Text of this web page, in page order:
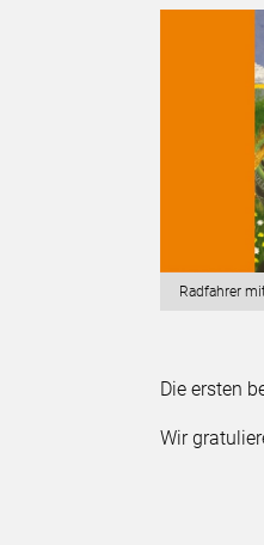
Radfahrer
Die ersten
Wir